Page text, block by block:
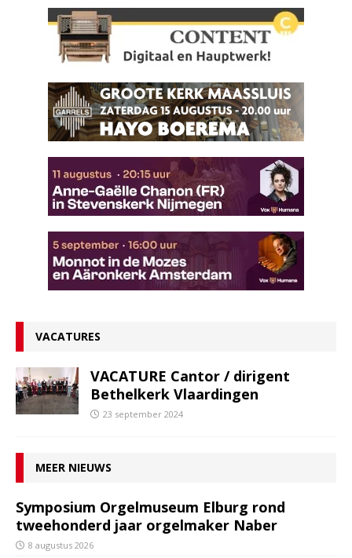
VACATURES
VACATURE Cantor / dirigent
Bethelkerk Vlaardingen
23 september 2024
MEER NIEUWS
Symposium Orgelmuseum Elburg rond
tweehonderd jaar orgelmaker Naber
8 augustus 2026